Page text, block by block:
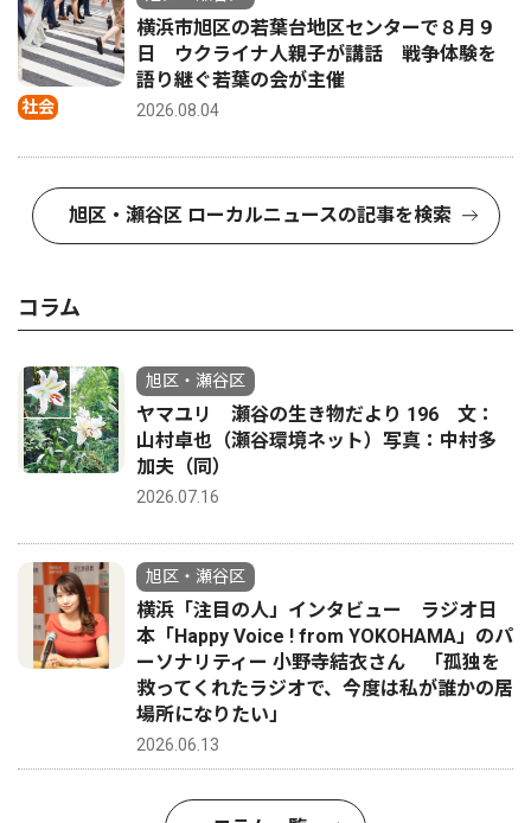
社会
横浜市旭区の若葉台地区センターで８月９
日 ウクライナ人親子が講話 戦争体験を
語り継ぐ若葉の会が主催
2026.08.04
旭区・瀬谷区 ローカルニュースの記事を検索
コラム
旭区・瀬谷区
ヤマユリ 瀬谷の生き物だより 196 文：
山村卓也（瀬谷環境ネット）写真：中村多
加夫（同）
2026.07.16
旭区・瀬谷区
横浜「注目の人」インタビュー ラジオ日
本「Happy Voice ! from YOKOHAMA」のパ
ーソナリティー 小野寺結衣さん 「孤独を
救ってくれたラジオで、今度は私が誰かの居
場所になりたい」
2026.06.13